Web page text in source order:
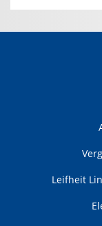
Leifheit